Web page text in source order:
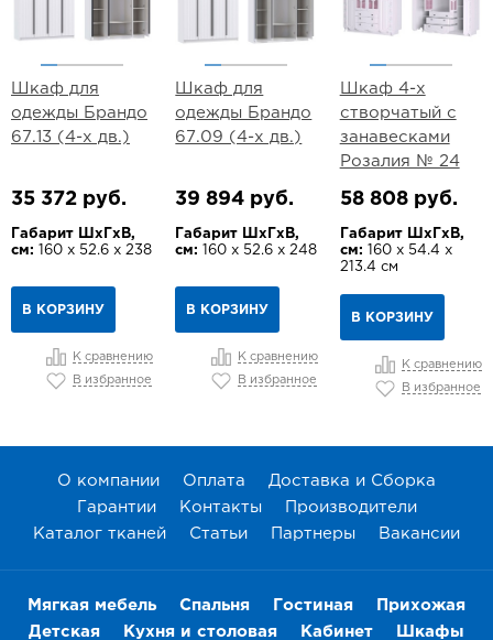
Шкаф для
одежды Брандо
67.13 (4-х дв.)
35 372 руб.
Габарит ШхГхВ,
см: 160 х 52.6 х 238
В КОРЗИНУ
К сравнению
В избранное
Шкаф для
одежды Брандо
67.09 (4-х дв.)
39 894 руб.
Габарит ШхГхВ,
см:
160 х 52.6 х 248
В КОРЗИНУ
К сравнению
В избранное
Шкаф 4-х
створчатый с
занавесками
Розалия № 24
58 808 руб.
Габарит ШхГхВ,
см: 160 х 54.4 х
213.4 см
В КОРЗИНУ
К сравнению
В избранное
О компании Оплата
Доставка и Сборка
Гарантии
Контакты
Производители
Каталог тканей
Статьи Партнеры Вакансии
Мягкая мебель Спальня Гостиная
Прихожая
Детская
Кухня и столовая Кабинет
Шкафы